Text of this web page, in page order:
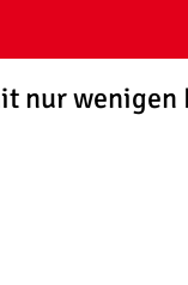
nur wenigen